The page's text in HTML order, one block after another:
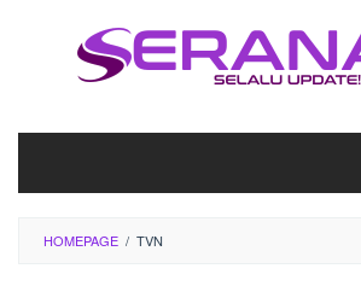
HOMEPAGE / TVN